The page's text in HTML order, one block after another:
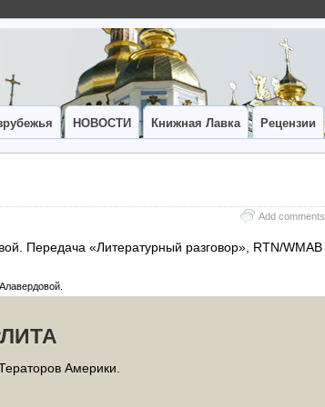
НОВОСТИ Книжная Лавка Рецензии
Add comments
Передача «Литературный разговор», RTN/WMAB
Америки.